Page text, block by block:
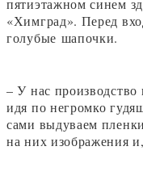
пятиэтажном синем
«Химград». Перед
голубые шапочки.
– У нас
идя по негромко
сами выдуваем
на них изображения